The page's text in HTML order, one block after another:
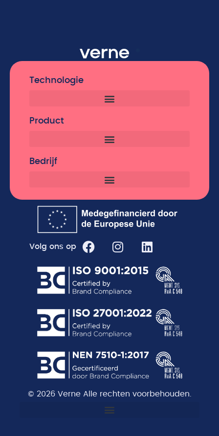
Technologie
Product
Bedrijf
Volg ons op
© 2026 Verne Alle rechten voorbehouden.